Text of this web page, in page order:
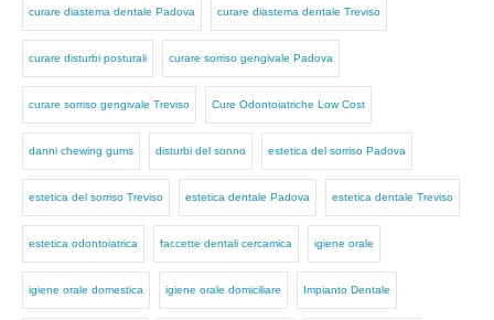
curare diastema dentale Padova curare diastema dentale Treviso
curare disturbi posturali curare sorriso gengivale Padova
curare sorriso gengivale Treviso Cure Odontoiatriche Low Cost
danni chewing gums disturbi del sonno estetica del sorriso Padova
estetica del sorriso Treviso estetica dentale Padova estetica dentale Treviso
estetica odontoiatrica faccette dentali cercamica igiene orale
igiene orale domestica igiene orale domiciliare Impianto Dentale